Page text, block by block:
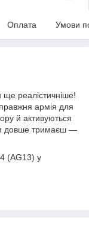
Оплата Умови
ще реалістичніше!
армія для
й активуються
довше тримаєш —
(AG13) у